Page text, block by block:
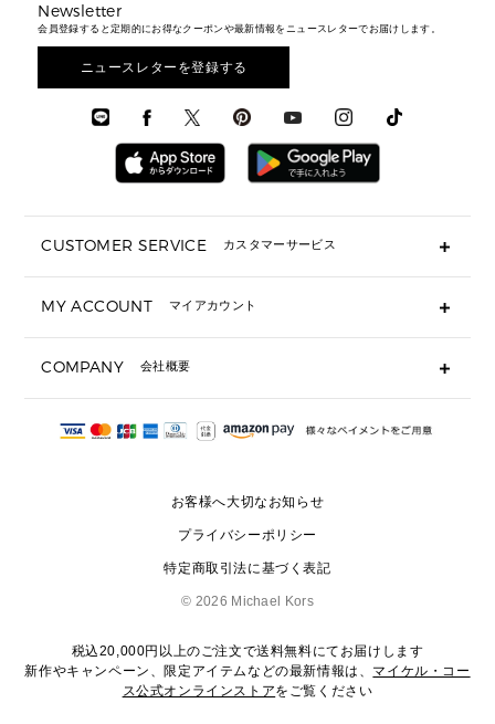
ウェア
アクセサリー
メンズ バッグ
メンズ 財布・小物
メンズ シューズ
メンズ ウェア
メンズ 時計・その他
メンズ財布・小物
メンズアクセサリー
メンズウェア
3 IN 1 / 2 IN 1 バッグ
▶ メンズすべて
▶ メンズすべて
▶ バッグすべて
通勤・通学アイテム
3 IN 1 バッグ
ミニ財布・フラグメントケース
▶ 小物すべて
定期ケース・カードケース・名刺入れ
サンダル
スニーカー
▶ ウェア
財布・小物
時計・ジュエリー
アクセサリー
エディターレビュー
Newsletter
会員登録すると定期的にお得なクーポンや最新情報をニュースレターでお届けします。
ニュースレターを登録する
CUSTOMER SERVICE カスタマーサービス
ギフト用にラッピングができますか？
ショッピングバッグを購入商品分送ってもらえますか？
注文後に完了メールが受信できないのですが？
サイズ交換はできますか？
MY ACCOUNT マイアカウント
COMPANY 会社概要
会社概要
お客様へ大切なお知らせ
プライバシーポリシー
特定商取引法に基づく表記
© 2026 Michael Kors
税込20,000円以上のご注文で送料無料にてお届けします
新作やキャンペーン、限定アイテムなどの最新情報は、 マイケル・コー
ス公式オンラインストアをご覧ください